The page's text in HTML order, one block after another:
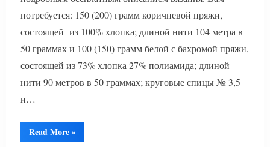
потребуется: 150 (200) грамм коричневой пряжи,
состоящей из 100% хлопка; длиной нити 104 метра в
50 граммах и 100 (150) грамм белой с бахромой пряжи,
состоящей из 73% хлопка 27% полиамида; длиной
нити 90 метров в 50 граммах; круговые спицы № 3,5
и…
Read More“Вязаное
болеро
»